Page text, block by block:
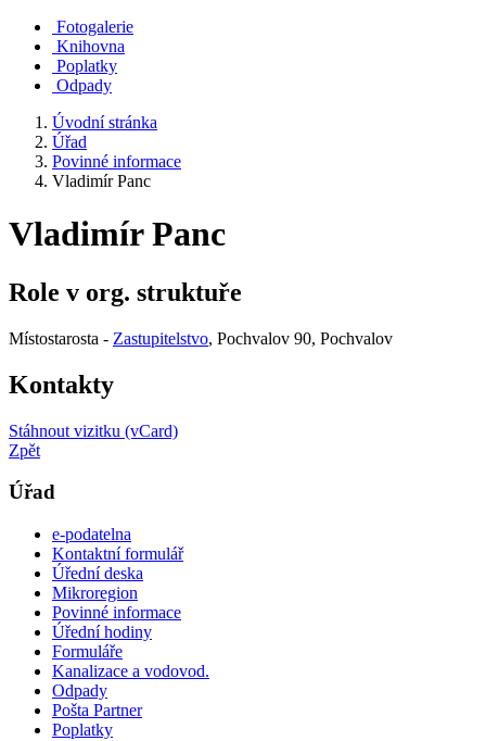
Fotogalerie
Knihovna
Poplatky
Odpady
Úvodní stránka
Úřad
Povinné informace
Vladimír Panc
Vladimír Panc
Role v org. struktuře
Místostarosta - Zastupitelstvo, Pochvalov 90, Pochvalov
Kontakty
Stáhnout vizitku (vCard)
Zpět
Úřad
e-podatelna
Kontaktní formulář
Úřední deska
Mikroregion
Povinné informace
Úřední hodiny
Formuláře
Kanalizace a vodovod.
Odpady
Pošta Partner
Poplatky